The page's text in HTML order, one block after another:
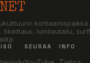
kohtaamispaikka
Skeittaus, lumilautailu,
SEURAA INFO